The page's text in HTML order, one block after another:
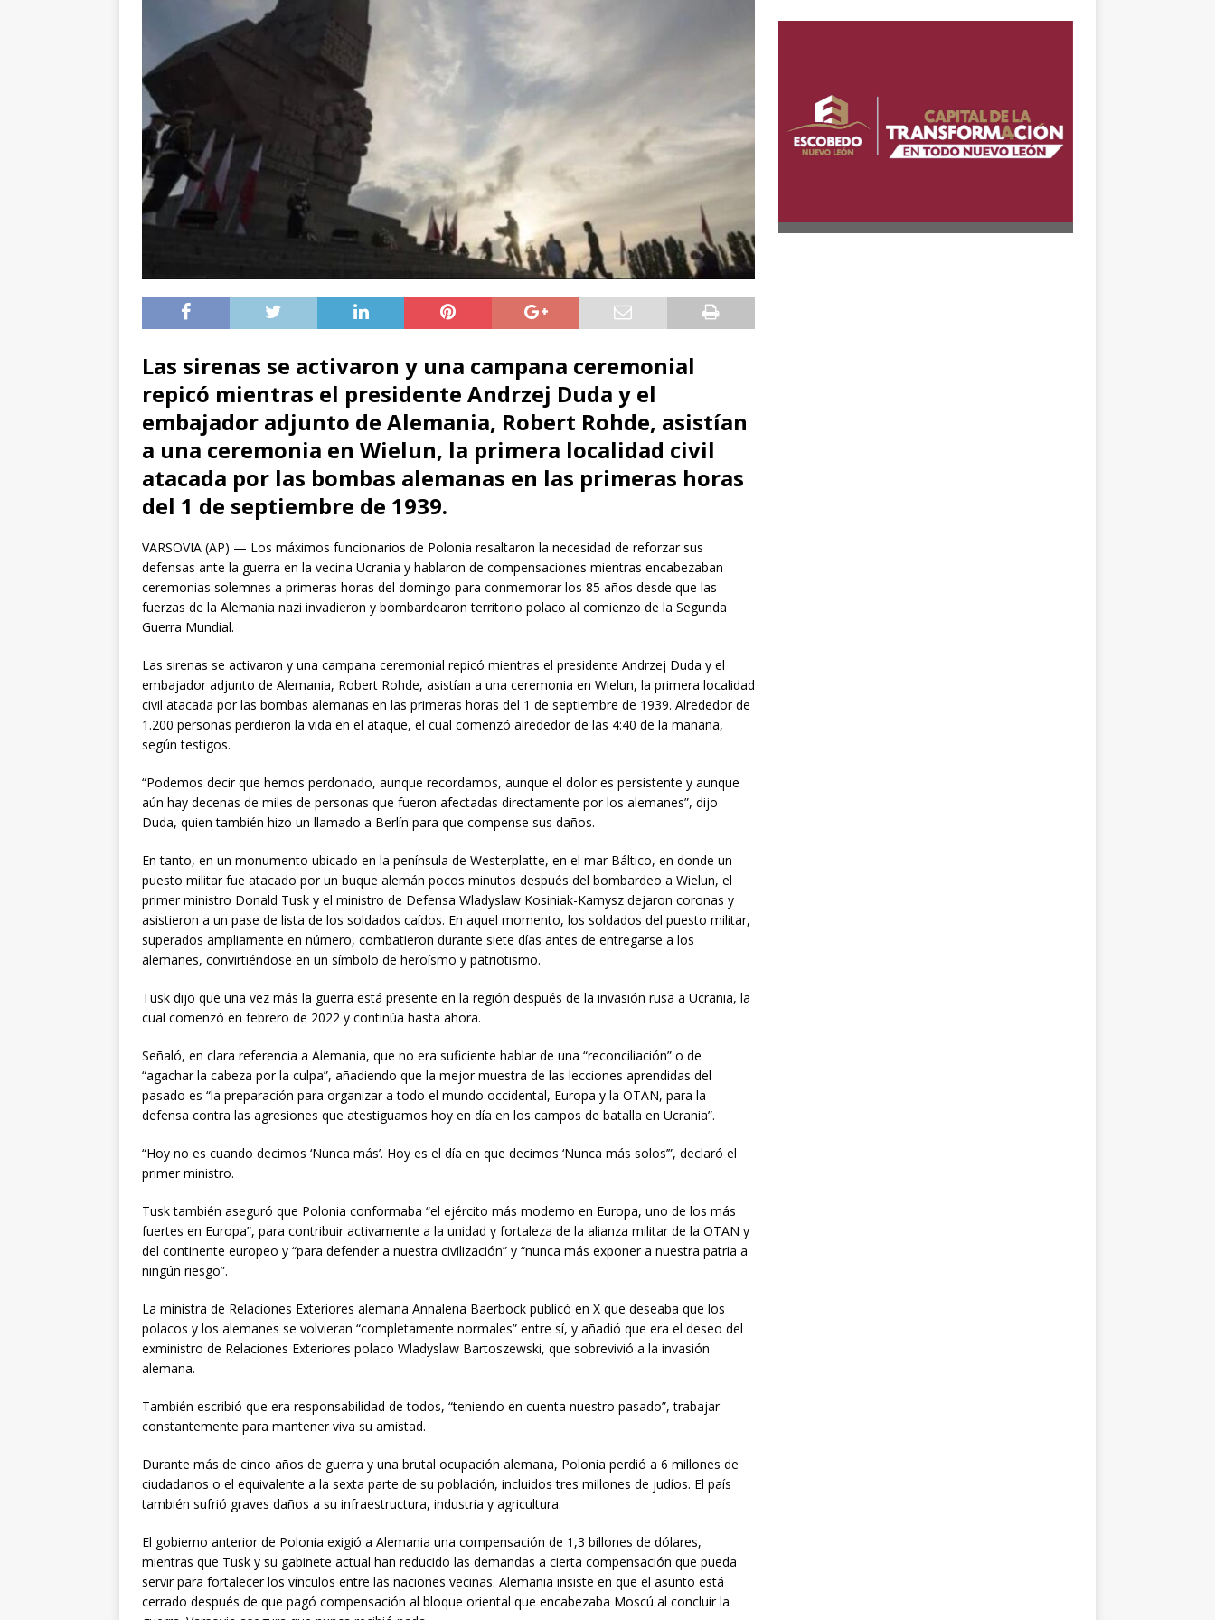
Las sirenas se activaron y una campana ceremonial
repicó mientras el presidente Andrzej Duda y el
embajador adjunto de Alemania, Robert Rohde, asistían
a una ceremonia en Wielun, la primera localidad civil
atacada por las bombas alemanas en las primeras horas
del 1 de septiembre de 1939.
VARSOVIA (AP) — Los máximos funcionarios de Polonia resaltaron la necesidad de reforzar sus
defensas ante la guerra en la vecina Ucrania y hablaron de compensaciones mientras encabezaban
ceremonias solemnes a primeras horas del domingo para conmemorar los 85 años desde que las
fuerzas de la Alemania nazi invadieron y bombardearon territorio polaco al comienzo de la Segunda
Guerra Mundial.
Las sirenas se activaron y una campana ceremonial repicó mientras el presidente Andrzej Duda y el
embajador adjunto de Alemania, Robert Rohde, asistían a una ceremonia en Wielun, la primera localidad
civil atacada por las bombas alemanas en las primeras horas del 1 de septiembre de 1939. Alrededor de
1.200 personas perdieron la vida en el ataque, el cual comenzó alrededor de las 4:40 de la mañana,
según testigos.
“Podemos decir que hemos perdonado, aunque recordamos, aunque el dolor es persistente y aunque
aún hay decenas de miles de personas que fueron afectadas directamente por los alemanes”, dijo
Duda, quien también hizo un llamado a Berlín para que compense sus daños.
En tanto, en un monumento ubicado en la península de Westerplatte, en el mar Báltico, en donde un
puesto militar fue atacado por un buque alemán pocos minutos después del bombardeo a Wielun, el
primer ministro Donald Tusk y el ministro de Defensa Wladyslaw Kosiniak-Kamysz dejaron coronas y
asistieron a un pase de lista de los soldados caídos. En aquel momento, los soldados del puesto militar,
superados ampliamente en número, combatieron durante siete días antes de entregarse a los
alemanes, convirtiéndose en un símbolo de heroísmo y patriotismo.
Tusk dijo que una vez más la guerra está presente en la región después de la invasión rusa a Ucrania, la
cual comenzó en febrero de 2022 y continúa hasta ahora.
Señaló, en clara referencia a Alemania, que no era suficiente hablar de una “reconciliación” o de
“agachar la cabeza por la culpa”, añadiendo que la mejor muestra de las lecciones aprendidas del
pasado es “la preparación para organizar a todo el mundo occidental, Europa y la OTAN, para la
defensa contra las agresiones que atestiguamos hoy en día en los campos de batalla en Ucrania”.
“Hoy no es cuando decimos ‘Nunca más’. Hoy es el día en que decimos ‘Nunca más solos’”, declaró el
primer ministro.
Tusk también aseguró que Polonia conformaba “el ejército más moderno en Europa, uno de los más
fuertes en Europa”, para contribuir activamente a la unidad y fortaleza de la alianza militar de la OTAN y
del continente europeo y “para defender a nuestra civilización” y “nunca más exponer a nuestra patria a
ningún riesgo”.
La ministra de Relaciones Exteriores alemana Annalena Baerbock publicó en X que deseaba que los
polacos y los alemanes se volvieran “completamente normales” entre sí, y añadió que era el deseo del
exministro de Relaciones Exteriores polaco Wladyslaw Bartoszewski, que sobrevivió a la invasión
alemana.
También escribió que era responsabilidad de todos, “teniendo en cuenta nuestro pasado”, trabajar
constantemente para mantener viva su amistad.
Durante más de cinco años de guerra y una brutal ocupación alemana, Polonia perdió a 6 millones de
ciudadanos o el equivalente a la sexta parte de su población, incluidos tres millones de judíos. El país
también sufrió graves daños a su infraestructura, industria y agricultura.
El gobierno anterior de Polonia exigió a Alemania una compensación de 1,3 billones de dólares,
mientras que Tusk y su gabinete actual han reducido las demandas a cierta compensación que pueda
servir para fortalecer los vínculos entre las naciones vecinas. Alemania insiste en que el asunto está
cerrado después de que pagó compensación al bloque oriental que encabezaba Moscú al concluir la